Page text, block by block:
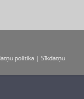
politika | Sīkdatņu